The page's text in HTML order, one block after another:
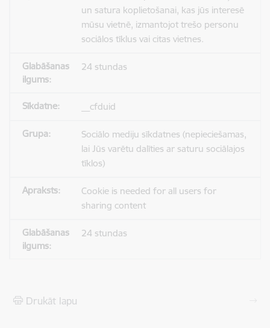
un satura koplietošanai, kas jūs interesē
mūsu vietnē, izmantojot trešo personu
sociālos tīklus vai citas vietnes.
24 stundas
__cfduid
Sociālo mediju sīkdatnes (nepieciešamas,
lai Jūs varētu dalīties ar saturu sociālajos
tīklos)
Cookie is needed for all users for
sharing content
24 stundas
Drukāt lapu